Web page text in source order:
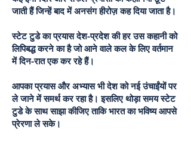
जाती हैं जिन्हें बाद में अनसंग हीरोज़ कह दिया जाता है।
स्टेट टुडे का प्रयास देश-प्रदेश की हर उस कहानी को
लिपिबद्ध करने का है जो आने वाले कल के लिए वर्तमान
में दिन-रात एक कर रहे हैं।
आपका प्रयास और अभ्यास भी देश को नई उंचाईंयों पर
ले जाने में समर्थ कर रहा है। इसलिए थोड़ा समय स्टेट
टुडे के साथ साझा कीजिए ताकि भारत का भविष्य आपसे
प्रेरणा ले सके।